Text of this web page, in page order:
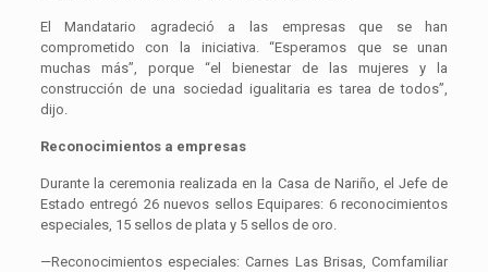
El Mandatario agradeció a las empresas que se han
comprometido con la iniciativa. “Esperamos que se unan
muchas más”, porque “el bienestar de las mujeres y la
construcción de una sociedad igualitaria es tarea de todos”,
dijo.
Reconocimientos a empresas
Durante la ceremonia realizada en la Casa de Nariño, el Jefe de
Estado entregó 26 nuevos sellos Equipares: 6 reconocimientos
especiales, 15 sellos de plata y 5 sellos de oro.
—Reconocimientos especiales: Carnes Las Brisas, Comfamiliar